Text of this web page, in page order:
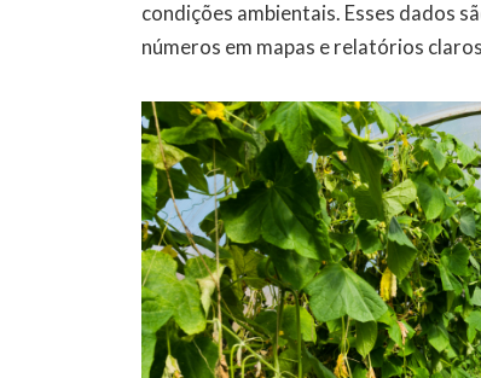
condições ambientais. Esses dados
números em mapas e relatórios